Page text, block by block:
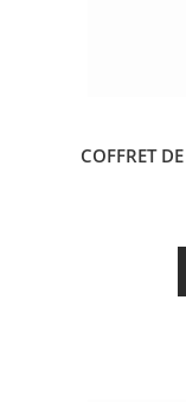
COFFRET